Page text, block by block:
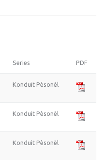
Series PDF
Konduit Pèsonèl
Konduit Pèsonèl
Konduit Pèsonèl